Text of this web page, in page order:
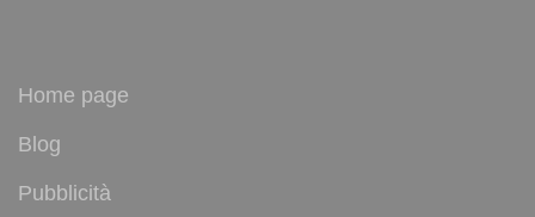
Home page
Blog
Pubblicità